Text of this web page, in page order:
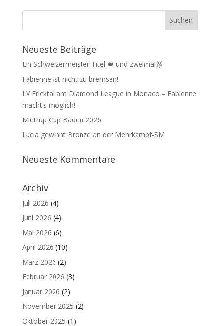
Neueste Beiträge
Ein Schweizermeister Titel 👑 und zweimal🥉
Fabienne ist nicht zu bremsen!
LV Fricktal am Diamond League in Monaco – Fabienne
macht‘s möglich!
Mietrup Cup Baden 2026
Lucia gewinnt Bronze an der Mehrkampf-SM
Neueste Kommentare
Archiv
Juli 2026 (4)
Juni 2026 (4)
Mai 2026 (6)
April 2026 (10)
März 2026 (2)
Februar 2026 (3)
Januar 2026 (2)
November 2025 (2)
Oktober 2025 (1)